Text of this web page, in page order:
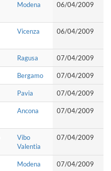
Modena 06/04/2009
Vicenza 06/04/2009
Ragusa 07/04/2009
Bergamo 07/04/2009
Pavia 07/04/2009
Ancona 07/04/2009
Vibo
Valentia
07/04/2009
Modena 07/04/2009